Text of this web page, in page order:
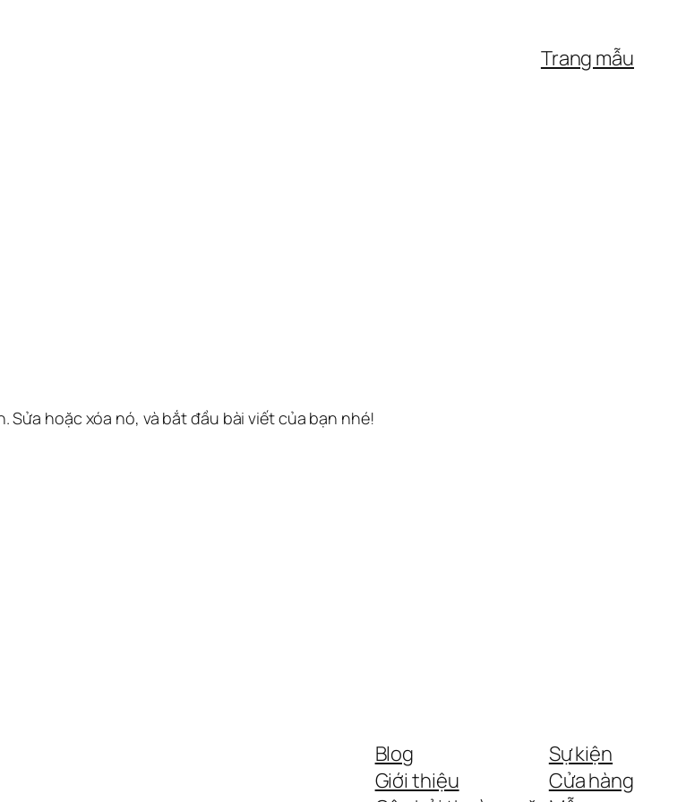
Trang mẫu
Sửa hoặc xóa nó, và bắt đầu bài viết của bạn nhé!
Blog
Giới thiệu
Sự kiện
Cửa hàng